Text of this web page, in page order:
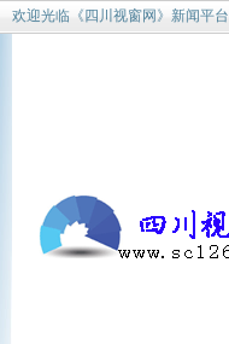
欢迎光临《四川视窗网》新闻平台